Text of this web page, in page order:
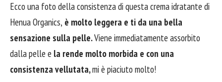
Ecco una foto della consistenza di questa crema idratante di
Henua Organics, è molto leggera e ti da una bella
sensazione sulla pelle.Viene immediatamente assorbito
dalla pelle e la rende molto morbida e con una
consistenza vellutata,mi è piaciuto molto!